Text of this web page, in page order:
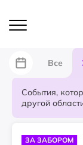
Все
События,
другой
ЗА ЗАБОРОМ